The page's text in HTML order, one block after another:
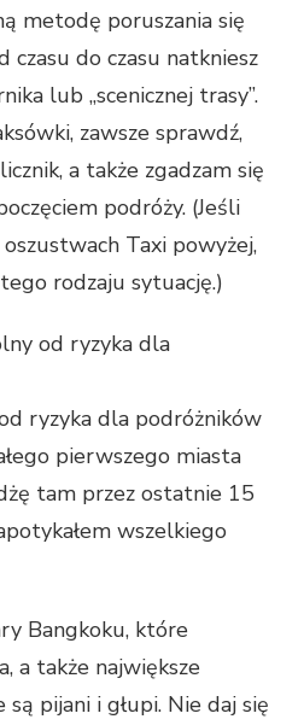
metodę poruszania się
czasu do czasu natkniesz
lub „scenicznej trasy”.
zawsze sprawdź,
a także zgadzam się
podróży. (Jeśli
Taxi powyżej,
rodzaju sytuację.)
od ryzyka dla
ryzyka dla podróżników
pierwszego miasta
tam przez ostatnie 15
wszelkiego
Bangkoku, które
a także największe
pijani i głupi. Nie daj się